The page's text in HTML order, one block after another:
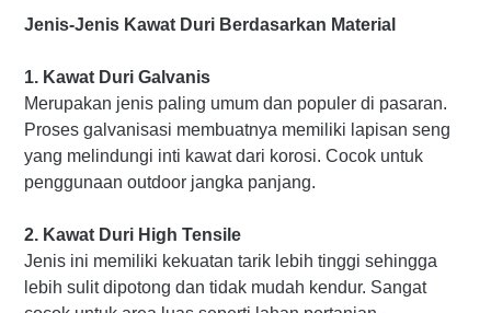
Jenis-Jenis Kawat Duri Berdasarkan Material
1. Kawat Duri Galvanis
Merupakan jenis paling umum dan populer di pasaran.
Proses galvanisasi membuatnya memiliki lapisan seng
yang melindungi inti kawat dari korosi. Cocok untuk
penggunaan outdoor jangka panjang.
2. Kawat Duri High Tensile
Jenis ini memiliki kekuatan tarik lebih tinggi sehingga
lebih sulit dipotong dan tidak mudah kendur. Sangat